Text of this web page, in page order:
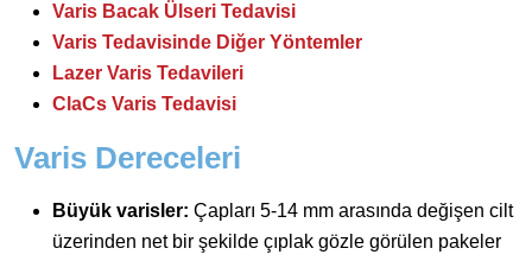
Varis Bacak Ülseri Tedavisi
Varis Tedavisinde Diğer Yöntemler
Lazer Varis Tedavileri
ClaCs Varis Tedavisi
Varis Dereceleri
Büyük varisler: Çapları 5-14 mm arasında değişen cilt
üzerinden net bir şekilde çıplak gözle görülen pakeler